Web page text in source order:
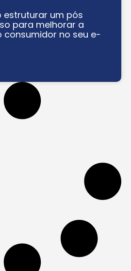
estruturar um pós
para melhorar a
consumidor no seu e-